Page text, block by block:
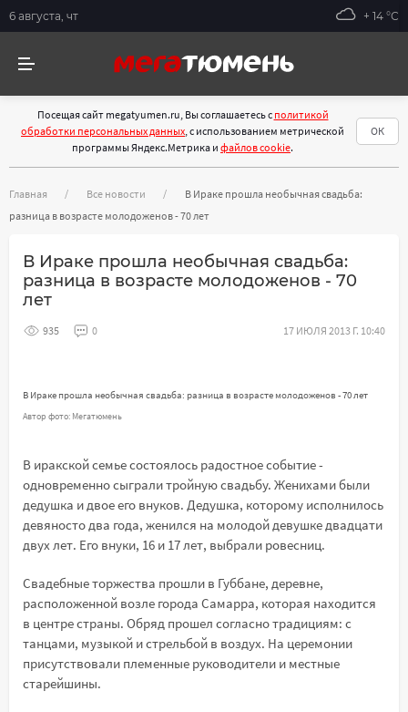
6 августа, чт + 14 °С
Посещая сайт megatyumen.ru, Вы соглашаетесь с политикой
обработки персональных данных, с использованием метрической
программы Яндекс.Метрика и файлов cookie.
ОК
Главная Все новости
В Ираке прошла необычная свадьба:
разница в возрасте молодоженов - 70 лет
В Ираке прошла необычная свадьба:
разница в возрасте молодоженов - 70
лет
935 0 17 ИЮЛЯ 2013 Г. 10:40
В Ираке прошла необычная свадьба: разница в возрасте молодоженов - 70 лет
Автор фото: Мегатюмень
В иракской семье состоялось радостное событие -
одновременно сыграли тройную свадьбу. Женихами были
дедушка и двое его внуков. Дедушка, которому исполнилось
девяносто два года, женился на молодой девушке двадцати
двух лет. Его внуки, 16 и 17 лет, выбрали ровесниц.
Свадебные торжества прошли в Губбане, деревне,
расположенной возле города Самарра, которая находится
в центре страны. Обряд прошел согласно традициям: с
танцами, музыкой и стрельбой в воздух. На церемонии
присутствовали племенные руководители и местные
старейшины.